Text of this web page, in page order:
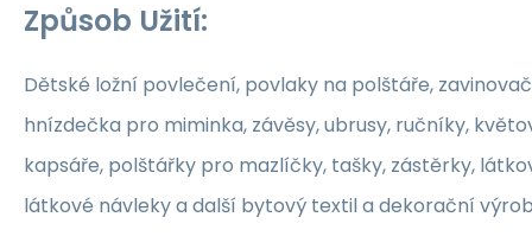
Způsob Užití:
Dětské ložní povlečení, povlaky na polštáře,
hnízdečka pro miminka, závěsy, ubrusy, ručníky,
kapsáře, polštářky pro mazlíčky, tašky, zástěrky,
látkové návleky a další bytový textil a dekorační